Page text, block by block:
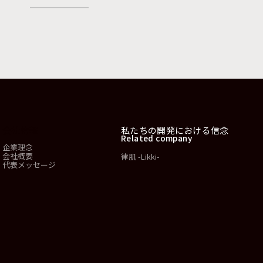
企業理念
会社概要
代表メッセージ
私たちの開発における信念
Related company
律肌 -Likki-